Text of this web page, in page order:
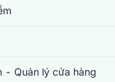
- Quản lý cửa hàng